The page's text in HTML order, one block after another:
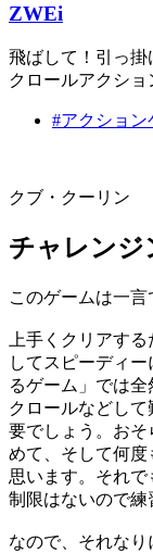
ZWEi
飛ばして！引っ掛
クロールアクショ
#アクション
クブ・クーリン
チャレンジ
このゲームは一言
上手くクリアす
してスピーディ
るゲーム」では
クロールなどし
要でしょう。お
めて、そして何度
思います。それ
制限はないので練
なので、それな